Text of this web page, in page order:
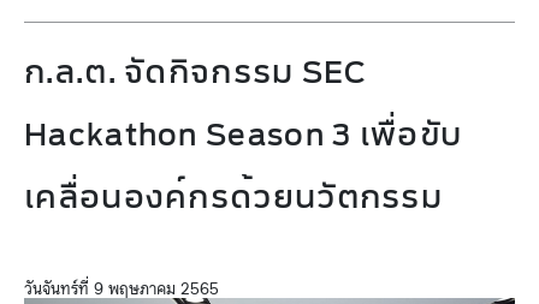
ก.ล.ต. จัดกิจกรรม SEC
Hackathon Season 3 เพื่อขับ
เคลื่อนองค์กรด้วยนวัตกรรม
วันจันทร์ที่ 9 พฤษภาคม 2565